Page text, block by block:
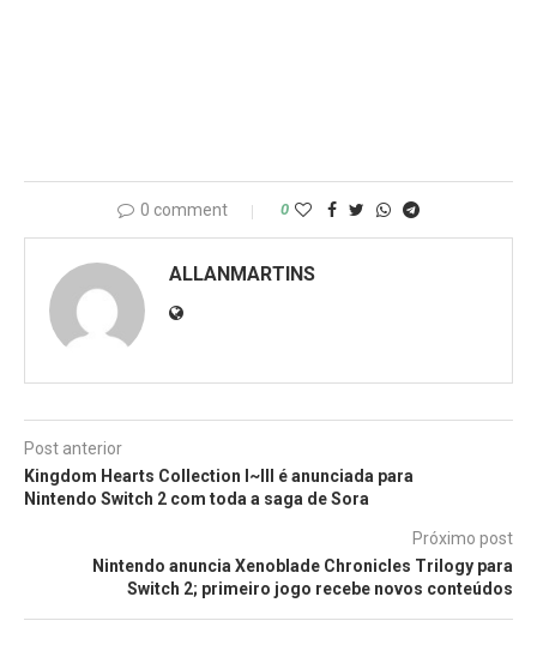
0 comment 0
ALLANMARTINS
Post anterior
Kingdom Hearts Collection I~III é anunciada para
Nintendo Switch 2 com toda a saga de Sora
Próximo post
Nintendo anuncia Xenoblade Chronicles Trilogy para
Switch 2; primeiro jogo recebe novos conteúdos